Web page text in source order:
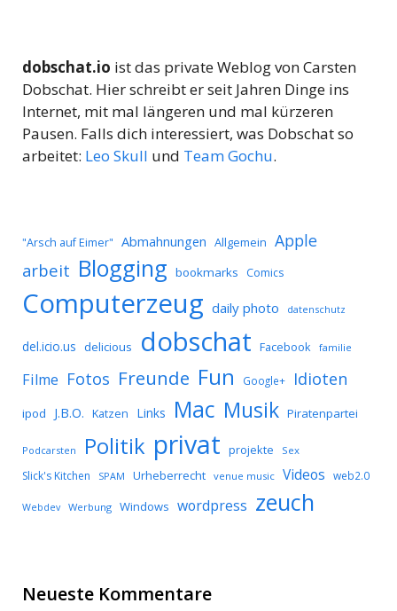
dobschat.io ist das private Weblog von Carsten
Dobschat. Hier schreibt er seit Jahren Dinge ins
Internet, mit mal längeren und mal kürzeren
Pausen. Falls dich interessiert, was Dobschat so
arbeitet: Leo Skull und Team Gochu.
"Arsch auf Eimer" Abmahnungen Allgemein Apple
arbeit Blogging bookmarks Comics
Computerzeug daily photo datenschutz
del.icio.us delicious dobschat Facebook familie
Filme Fotos Freunde Fun Google+ Idioten
ipod J.B.O. Katzen Links Mac Musik Piratenpartei
Podcarsten Politik privat projekte Sex
Slick's Kitchen SPAM Urheberrecht venue music Videos web2.0
Webdev Werbung Windows wordpress zeuch
Neueste Kommentare